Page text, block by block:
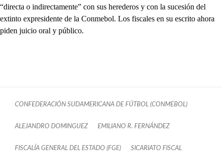
“directa o indirectamente” con sus herederos y con la sucesión del
extinto expresidente de la Conmebol. Los fiscales en su escrito ahora
piden juicio oral y público.
CONFEDERACIÓN SUDAMERICANA DE FÚTBOL (CONMEBOL)
ALEJANDRO DOMINGUEZ EMILIANO R. FERNÁNDEZ
FISCALÍA GENERAL DEL ESTADO (FGE) SICARIATO FISCAL